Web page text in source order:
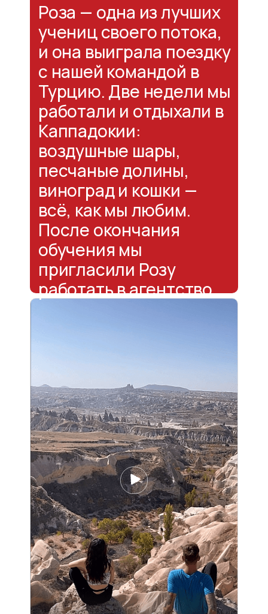
Роза — одна из лучших
учениц своего потока,
и она выиграла поездку
с нашей командой в
Турцию. Две недели мы
работали и отдыхали в
Каппадокии:
воздушные шары,
песчаные долины,
виноград и кошки —
всё, как мы любим.
После окончания
обучения мы
пригласили Розу
работать в агентство.